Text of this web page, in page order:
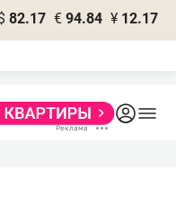
82.17 € 94.84 ¥ 12.17